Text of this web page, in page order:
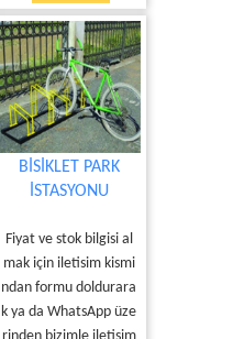
BİSİKLET PARK
İSTASYONU
Fiyat ve stok bilgisi al
mak için iletisim kismi
ndan formu doldurara
k ya da WhatsApp üze